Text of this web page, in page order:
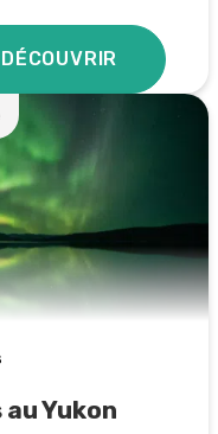
DÉCOUVRIR
Yukon